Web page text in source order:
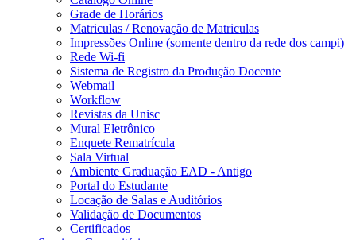
Grade de Horários
Matriculas / Renovação de Matriculas
Impressões Online (somente dentro da rede dos campi)
Rede Wi-fi
Sistema de Registro da Produção Docente
Webmail
Workflow
Revistas da Unisc
Mural Eletrônico
Enquete Rematrícula
Sala Virtual
Ambiente Graduação EAD - Antigo
Portal do Estudante
Locação de Salas e Auditórios
Validação de Documentos
Certificados